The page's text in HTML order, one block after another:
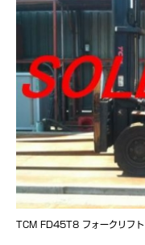
TCM FD45T8 フォークリフト